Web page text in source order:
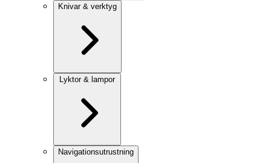
Knivar & verktyg
Lyktor & lampor
Navigationsutrustning